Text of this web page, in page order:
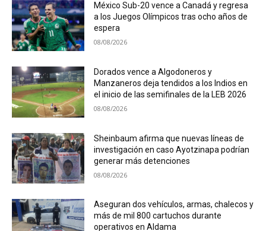
México Sub-20 vence a Canadá y regresa
a los Juegos Olímpicos tras ocho años de
espera
08/08/2026
Dorados vence a Algodoneros y
Manzaneros deja tendidos a los Indios en
el inicio de las semifinales de la LEB 2026
08/08/2026
Sheinbaum afirma que nuevas líneas de
investigación en caso Ayotzinapa podrían
generar más detenciones
08/08/2026
Aseguran dos vehículos, armas, chalecos y
más de mil 800 cartuchos durante
operativos en Aldama